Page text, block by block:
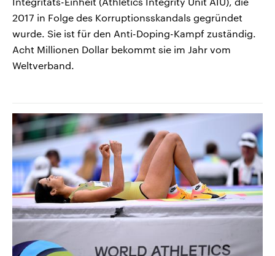
2017 in Folge des Korruptionsskandals gegründet
wurde. Sie ist für den Anti-Doping-Kampf zuständig.
Acht Millionen Dollar bekommt sie im Jahr vom
Weltverband.